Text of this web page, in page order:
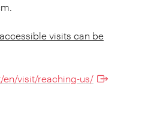
visits can be
en/visit/reaching-us/